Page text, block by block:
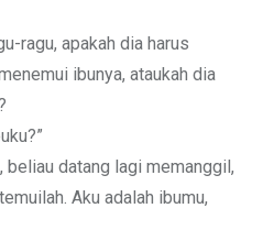
ragu, apakah dia harus
ibunya, ataukah dia
beliau datang lagi memanggil,
Aku adalah ibumu,